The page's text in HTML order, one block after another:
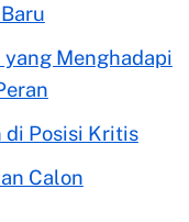
yang Menghadapi
di Posisi Kritis
Calon